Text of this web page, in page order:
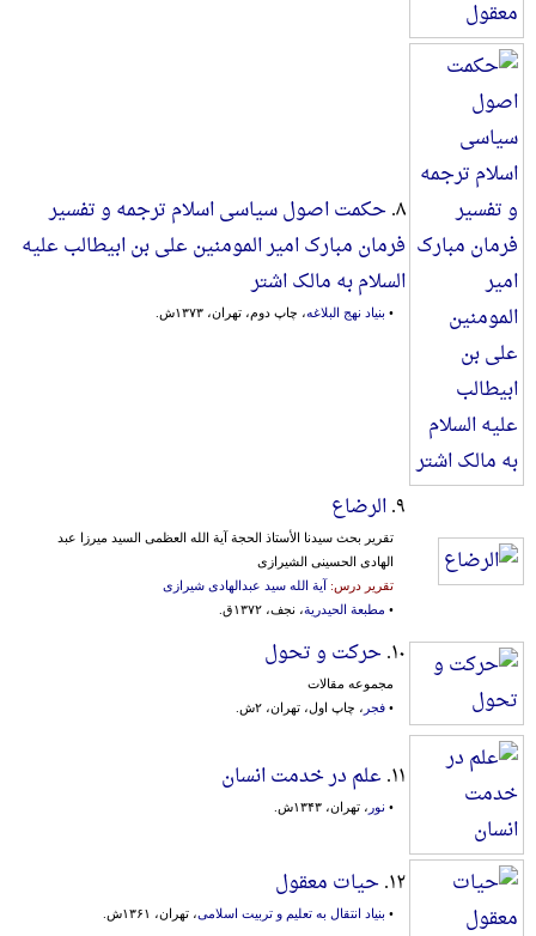
۸. حکمت اصول سیاسی اسلام ترجمه و تفسیر
فرمان مبارک امیر المومنین علی بن ابیطالب علیه
السلام به مالک اشتر
• بنیاد نهج البلاغه، چاپ دوم، تهران، ۱۳۷۳ش.
۹. الرضاع
تقریر بحث سیدنا الأستاذ الحجة آیة الله العظمی السید میرزا عبد
الهادی الحسینی الشیرازی
تقریر درس: آیة الله سید عبدالهادی شیرازی
• مطبعة الحیدریة، نجف، ۱۳۷۲ق.
۱۰. حرکت و تحول
مجموعه مقالات
• فجر ، چاپ اول، تهران، ۲ش.
۱۱. علم در خدمت انسان
• نور ، تهران، ۱۳۴۳ش.
۱۲. حیات معقول
• بنیاد انتقال به تعلیم و تربیت اسلامی، تهران، ۱۳۶۱ش.